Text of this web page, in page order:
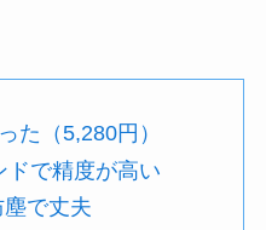
た（5,280円）
ドで精度が高い
で丈夫